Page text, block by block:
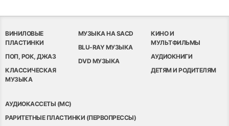
ВИНИЛОВЫЕ
ПЛАСТИНКИ
ПОП, РОК, ДЖАЗ
КЛАССИЧЕСКАЯ
МУЗЫКА
МУЗЫКА НА SACD
BLU-RAY МУЗЫКА
DVD МУЗЫКА
КИНО И
МУЛЬТФИЛЬМЫ
АУДИОКНИГИ
ДЕТЯМ И РОДИТЕЛЯМ
АУДИОКАССЕТЫ (MC)
РАРИТЕТНЫЕ ПЛАСТИНКИ (ПЕРВОПРЕССЫ)